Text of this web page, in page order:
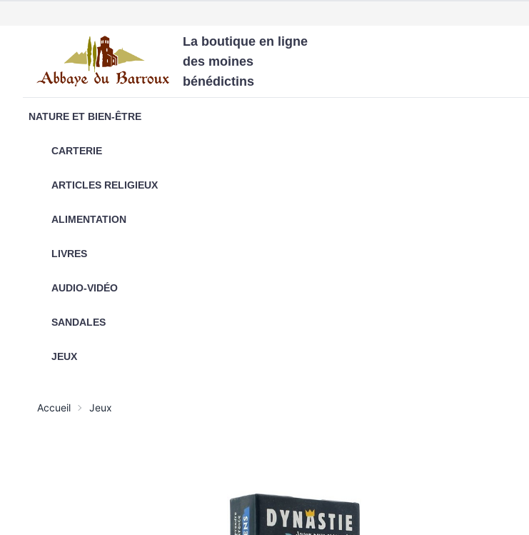
NATURE ET BIEN-ÊTRE
CARTERIE
ARTICLES RELIGIEUX
ALIMENTATION
LIVRES
AUDIO-VIDÉO
SANDALES
JEUX
La boutique en ligne
des moines
bénédictins
Accueil Jeux